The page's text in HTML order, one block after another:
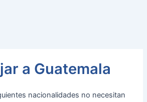
a Guatemala
nacionalidades no necesitan